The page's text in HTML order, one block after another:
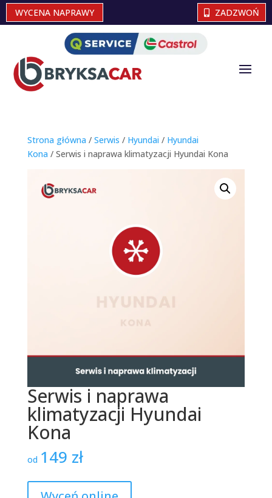
WYCENA NAPRAWY ZADZWOŃ
Strona główna / Serwis / Hyundai / Hyundai
Kona / Serwis i naprawa klimatyzacji Hyundai Kona
Serwis i naprawa
klimatyzacji Hyundai
Kona
od 149 zł